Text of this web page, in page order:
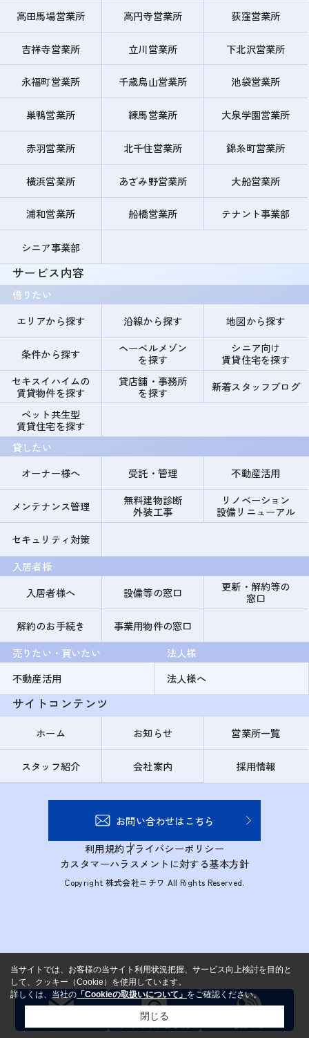
高田馬場営業所 高円寺営業所 荻窪営業所
吉祥寺営業所 立川営業所 下北沢営業所
永福町営業所 千歳烏山営業所 池袋営業所
巣鴨営業所 練馬営業所 大泉学園営業所
赤羽営業所 北千住営業所 錦糸町営業所
横浜営業所 あざみ野営業所 大船営業所
浦和営業所 船橋営業所 テナント事業部
シニア事業部
サービス内容
借りたい
エリアから探す
沿線から探す 地図から探す
条件から探す
ヘーベルメゾン
を探す
シニア向け
賃貸住宅を探す
セキスイハイムの
賃貸物件を探す
貸店舗・事務所
を探す
新着スタッフブログ
ペット共生型
賃貸住宅を探す
貸したい
オーナー様へ
受託・管理 不動産活用
メンテナンス管理
無料建物診断
外装工事
リノベーション
設備リニューアル
セキュリティ対策
入居者様
入居者様へ
設備等の窓口
更新・解約等の
窓口
解約のお手続き
事業用物件の窓口
売りたい・買いたい
不動産活用
法人様
法人様へ
サイトコンテンツ
ホーム お知らせ 営業所一覧
スタッフ紹介 会社案内 採用情報
お問い合わせはこちら
利用規約プライバシーポリシー
カスタマーハラスメントに対する基本方針
Copyright 株式会社ニチワ All Rights Reserved.
当サイトでは、お客様の当サイト利用状況把握、サービス向上検討を目的と
して、クッキー（Cookie）を使用しています。
詳しくは、当社の 「Cookieの取扱いについて」 をご確認ください。
閉じる